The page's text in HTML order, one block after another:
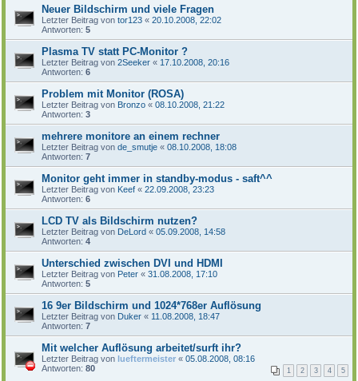
Neuer Bildschirm und viele Fragen
Letzter Beitrag von tor123 « 20.10.2008, 22:02
Antworten: 5
Plasma TV statt PC-Monitor ?
Letzter Beitrag von 2Seeker « 17.10.2008, 20:16
Antworten: 6
Problem mit Monitor (ROSA)
Letzter Beitrag von Bronzo « 08.10.2008, 21:22
Antworten: 3
mehrere monitore an einem rechner
Letzter Beitrag von de_smutje « 08.10.2008, 18:08
Antworten: 7
Monitor geht immer in standby-modus - saft^^
Letzter Beitrag von Keef « 22.09.2008, 23:23
Antworten: 6
LCD TV als Bildschirm nutzen?
Letzter Beitrag von DeLord « 05.09.2008, 14:58
Antworten: 4
Unterschied zwischen DVI und HDMI
Letzter Beitrag von Peter « 31.08.2008, 17:10
Antworten: 5
16 9er Bildschirm und 1024*768er Auflösung
Letzter Beitrag von Duker « 11.08.2008, 18:47
Antworten: 7
Mit welcher Auflösung arbeitet/surft ihr?
Letzter Beitrag von lueftermeister « 05.08.2008, 08:16
Antworten: 80 1 2 3 4 5